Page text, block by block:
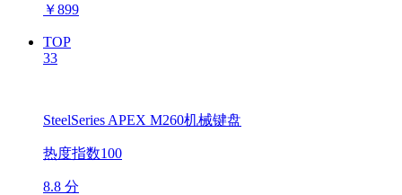
￥899
TOP
33
SteelSeries APEX M260机械键盘
热度指数100
8.8 分